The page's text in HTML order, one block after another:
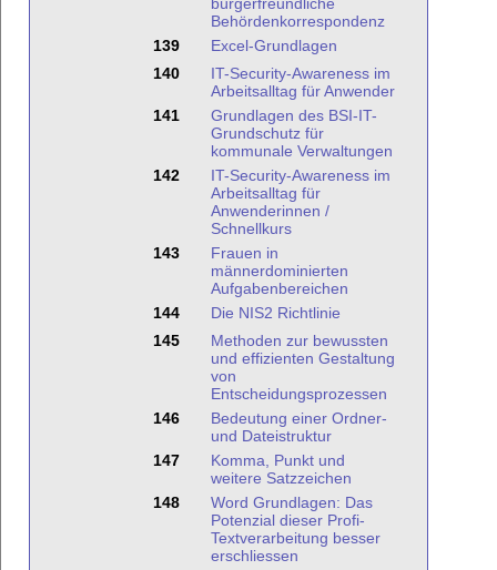
Behördenkorrespondenz
139
Excel-Grundlagen
140
IT-Security-Awareness im
Arbeitsalltag für Anwender
141
Grundlagen des BSI-IT-
Grundschutz für
kommunale Verwaltungen
142
IT-Security-Awareness im
Arbeitsalltag für
Anwenderinnen /
Schnellkurs
143
Frauen in
männerdominierten
Aufgabenbereichen
144
Die NIS2 Richtlinie
145
Methoden zur bewussten
und effizienten Gestaltung
von
Entscheidungsprozessen
146
Bedeutung einer Ordner-
und Dateistruktur
147
Komma, Punkt und
weitere Satzzeichen
148
Word Grundlagen: Das
Potenzial dieser Profi-
Textverarbeitung besser
erschliessen